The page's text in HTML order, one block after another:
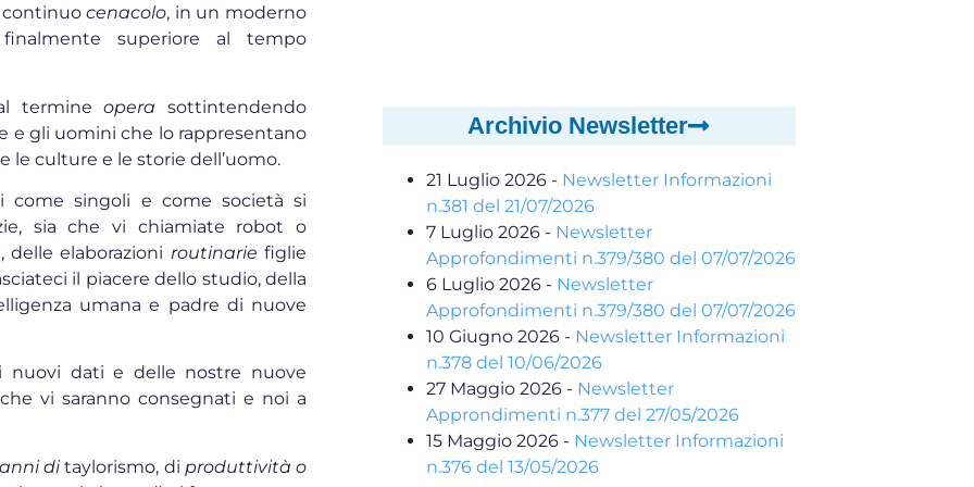
continuocenacolo, in un moderno
superiore al tempo
al termineopera sottintendendo
e gli uomini che lo rappresentano
le culture e le storie dell’uomo.
come singoli e come società si
sia che vi chiamiate robot o
elaborazioni routinarie figlie
il piacere dello studio, della
umana e padre di nuove
nuovi dati e delle nostre nuove
vi saranno consegnati e noi a
ditaylorismo, di produttività o
Archivio Newsletter
21 Luglio 2026 - Newsletter Informazioni
n.381 del 21/07/2026
7 Luglio 2026 - Newsletter
Approfondimenti n.379/380 del 07/07/2026
6 Luglio 2026 - Newsletter
Approfondimenti n.379/380 del 07/07/2026
10 Giugno 2026 - Newsletter Informazioni
n.378 del 10/06/2026
27 Maggio 2026 - Newsletter
Approndimenti n.377 del 27/05/2026
15 Maggio 2026 - Newsletter Informazioni
n.376 del 13/05/2026